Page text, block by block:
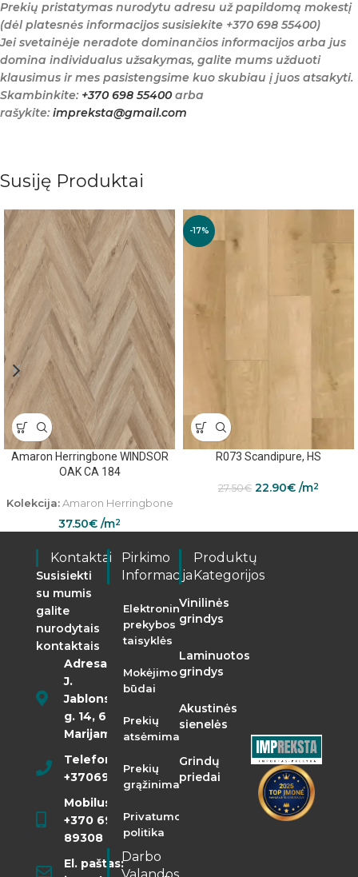
Prekių pristatymas nurodytu adresu už papildomą mokestį
(dėl platesnės informacijos susisiekite +370 698 55400)
Jei svetainėje neradote dominančios informacijos arba jus
domina individualus užsakymas, galite mums užduoti
klausimus ir mes pasistengsime kuo skubiau į juos atsakyti.
Skambinkite: +370 698 55400arba
rašykite:impreksta@gmail.com
Susiję Produktai
Amaron Herringbone WINDSOR
OAK CA 184
Kolekcija:Amaron Herringbone
37.50€ /m2
-17%
R073 Scandipure, HS
27.50€ 22.90€ /m2
Kontaktai
Susisiekti
su mumis
galite
nurodytais
kontaktais
Adresas:
J.
Jablonskio
g. 14, 68290
Marijampolė
Telefonas:
+37069855400
Mobilusis:
+370 698
89308
El. paštas:
Pirkimo
Informacija
Elektroninės
prekybos
taisyklės
Mokėjimo
būdai
Prekių
atsėmimas
Prekių
grąžinimas
Privatumo
politika
Darbo
Produktų
Kategorijos
Vinilinės
grindys
Laminuotos
grindys
Akustinės
sienelės
Grindų
priedai